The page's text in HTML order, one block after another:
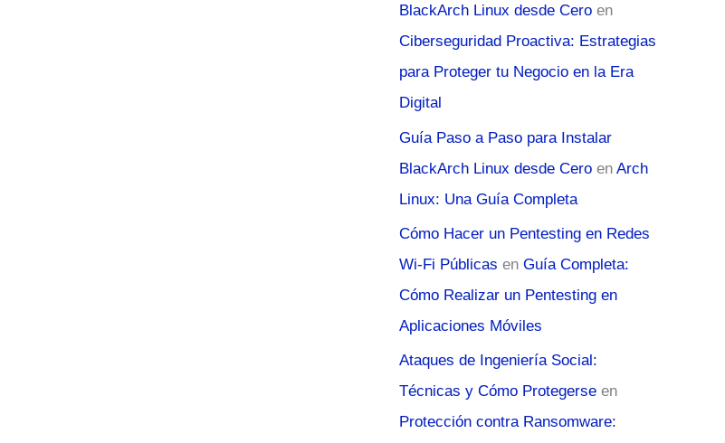
BlackArch Linux desde Cero en
Ciberseguridad Proactiva: Estrategias
para Proteger tu Negocio en la Era
Digital
Guía Paso a Paso para Instalar
BlackArch Linux desde Cero en Arch
Linux: Una Guía Completa
Cómo Hacer un Pentesting en Redes
Wi-Fi Públicas en Guía Completa:
Cómo Realizar un Pentesting en
Aplicaciones Móviles
Ataques de Ingeniería Social:
Técnicas y Cómo Protegerse en
Protección contra Ransomware: